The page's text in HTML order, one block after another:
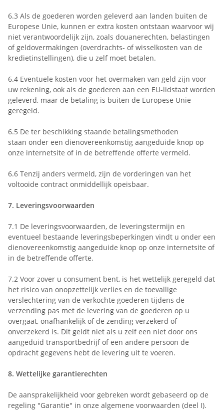
6.3 Als de goederen worden geleverd aan landen buiten de
Europese Unie, kunnen er extra kosten ontstaan waarvoor wij
niet verantwoordelijk zijn, zoals douanerechten, belastingen
of geldovermakingen (overdrachts- of wisselkosten van de
kredietinstellingen), die u zelf moet betalen.
6.4 Eventuele kosten voor het overmaken van geld zijn voor
uw rekening, ook als de goederen aan een EU-lidstaat worden
geleverd, maar de betaling is buiten de Europese Unie
geregeld.
6.5 De ter beschikking staande betalingsmethoden
staan onder een dienovereenkomstig aangeduide knop op
onze internetsite of in de betreffende offerte vermeld.
6.6 Tenzij anders vermeld, zijn de vorderingen van het
voltooide contract onmiddellijk opeisbaar.
7. Leveringsvoorwaarden
7.1 De leveringsvoorwaarden, de leveringstermijn en
eventueel bestaande leveringsbeperkingen vindt u onder een
dienovereenkomstig aangeduide knop op onze internetsite of
in de betreffende offerte.
7.2 Voor zover u consument bent, is het wettelijk geregeld dat
het risico van onopzettelijk verlies en de toevallige
verslechtering van de verkochte goederen tijdens de
verzending pas met de levering van de goederen op u
overgaat, onafhankelijk of de zending verzekerd of
onverzekerd is. Dit geldt niet als u zelf een niet door ons
aangeduid transportbedrijf of een andere persoon de
opdracht gegevens hebt de levering uit te voeren.
8. Wettelijke garantierechten
De aansprakelijkheid voor gebreken wordt gebaseerd op de
regeling "Garantie" in onze algemene voorwaarden (deel I).